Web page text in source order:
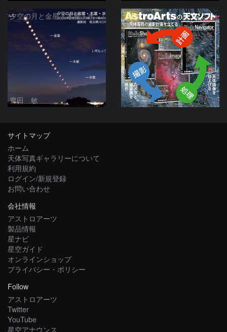
夕空の月と金星・木星・水星の接近 2026/6/18
豊田 敏
PR
サイトマップ
ホーム
天体写真ギャラリーについて
利用規約
ログイン/新規登録
お問い合わせ
会社情報
アストロアーツ
製品情報
星ナビ
星空ガイド
オンラインショップ
プライバシー・ポリシー
Follow
アストロアーツ
Twitter
YouTube
星空アナウンス